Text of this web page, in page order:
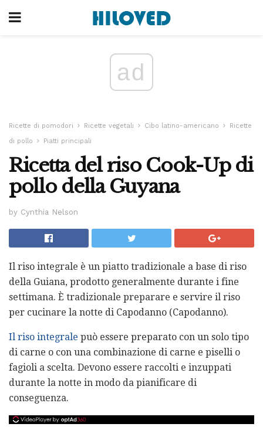
ad
Ricette di pomodori Ricette vegetali Cibo latino-americano
Ricette
di pollo
Piatti principali
Ricetta del riso Cook-Up di
pollo della Guyana
by Cynthia Nelson
Il riso integrale è un piatto tradizionale a base di riso
della Guiana, prodotto generalmente durante i fine
settimana. È tradizionale preparare e servire il riso
per cucinare la notte di Capodanno (Capodanno).
Il riso integrale può essere preparato con un solo tipo
di carne o con una combinazione di carne e piselli o
fagioli a scelta. Devono essere raccolti e inzuppati
durante la notte in modo da pianificare di
conseguenza.